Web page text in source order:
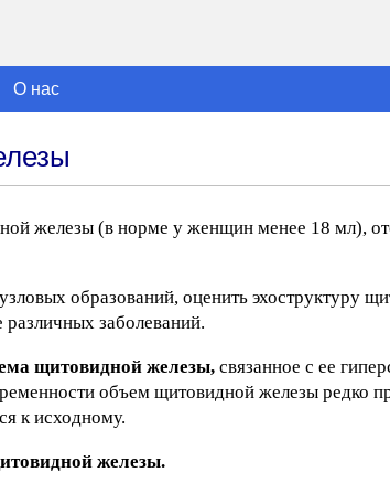
О нас
железы (в норме у женщин менее 18 мл),
образований, оценить эхоструктуру
заболеваний.
щитовидной железы, связанное с ее
объем щитовидной железы редко
к исходному.
железы.